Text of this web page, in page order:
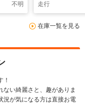
不明
走行
在庫一覧を見る
！
ない綺麗さと、趣がありま
況が気になる方は直接お電